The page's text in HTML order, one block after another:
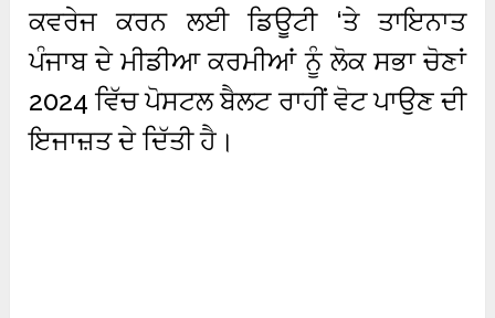
ਕਵਰੇਜ ਕਰਨ ਲਈ ਡਿਊਟੀ ‘ਤੇ ਤਾਇਨਾਤ
ਪੰਜਾਬ ਦੇ ਮੀਡੀਆ ਕਰਮੀਆਂ ਨੂੰ ਲੋਕ ਸਭਾ ਚੋਣਾਂ
2024 ਵਿੱਚ ਪੋਸਟਲ ਬੈਲਟ ਰਾਹੀਂ ਵੋਟ ਪਾਉਣ ਦੀ
ਇਜਾਜ਼ਤ ਦੇ ਦਿੱਤੀ ਹੈ।